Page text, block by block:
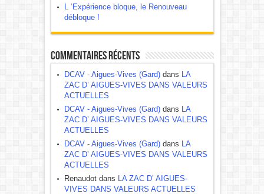
L ‘Expérience bloque, le Renouveau
débloque !
Commentaires récents
DCAV - Aigues-Vives (Gard)dans LA
ZAC D’ AIGUES-VIVES DANS VALEURS
ACTUELLES
DCAV - Aigues-Vives (Gard)dans LA
ZAC D’ AIGUES-VIVES DANS VALEURS
ACTUELLES
DCAV - Aigues-Vives (Gard)dans LA
ZAC D’ AIGUES-VIVES DANS VALEURS
ACTUELLES
Renaudot dans LA ZAC D’ AIGUES-
VIVES DANS VALEURS ACTUELLES